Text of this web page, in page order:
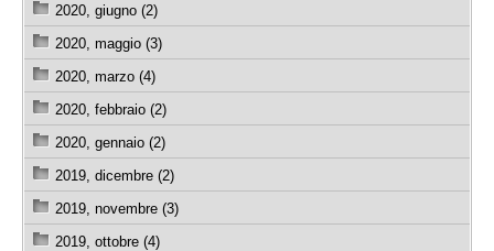
2020, giugno (2)
2020, maggio (3)
2020, marzo (4)
2020, febbraio (2)
2020, gennaio (2)
2019, dicembre (2)
2019, novembre (3)
2019, ottobre (4)